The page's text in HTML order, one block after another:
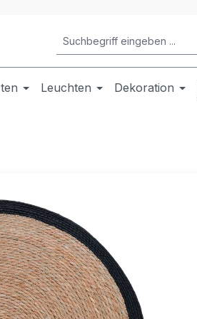
Leuchten Dekoration